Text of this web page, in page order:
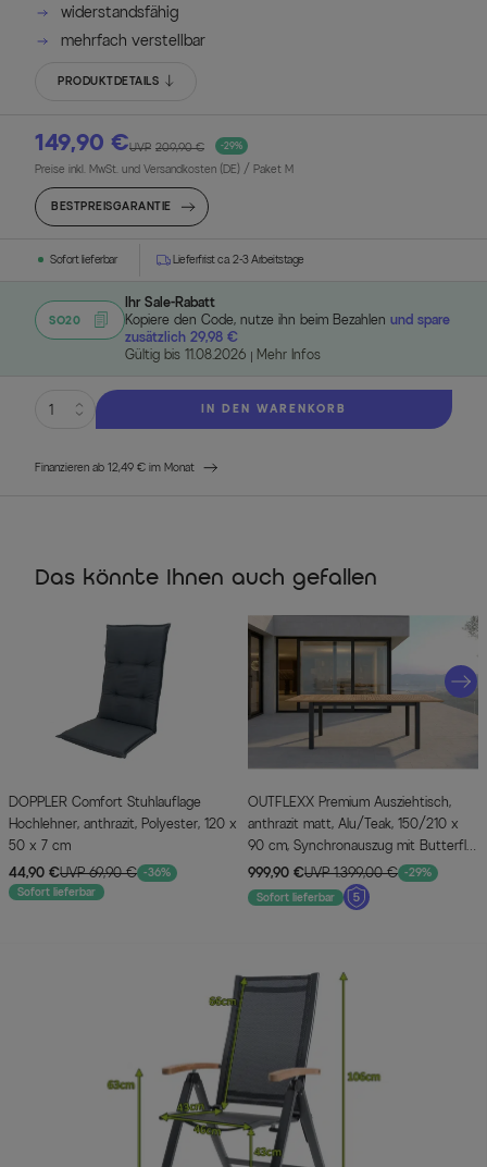
widerstandsfähig
mehrfach verstellbar
PRODUKTDETAILS
149,90 € -29%
UVP 209,90 €
Preise inkl. MwSt. und Versandkosten (DE) / Paket M
BESTPREISGARANTIE
Sofort lieferbar Lieferfrist ca. 2-3 Arbeitstage
SO20
Ihr Sale-Rabatt
Kopiere den Code, nutze ihn beim Bezahlen und spare
zusätzlich 29,98 €
Gültig bis 11.08.2026
Mehr Infos
IN DEN WARENKORB
Finanzieren ab 12,49 € im Monat
Das könnte Ihnen auch gefallen
DOPPLER Comfort Stuhlauflage
Hochlehner, anthrazit, Polyester, 120 x
50 x 7 cm
44,90 €UVP 69,90 € -36%
Sofort lieferbar
OUTFLEXX Premium Ausziehtisch,
anthrazit matt, Alu/Teak, 150/210 x
90 cm, Synchronauszug mit Butterfly-
Funktion
999,90 €UVP 1.399,00 € -29%
Sofort lieferbar